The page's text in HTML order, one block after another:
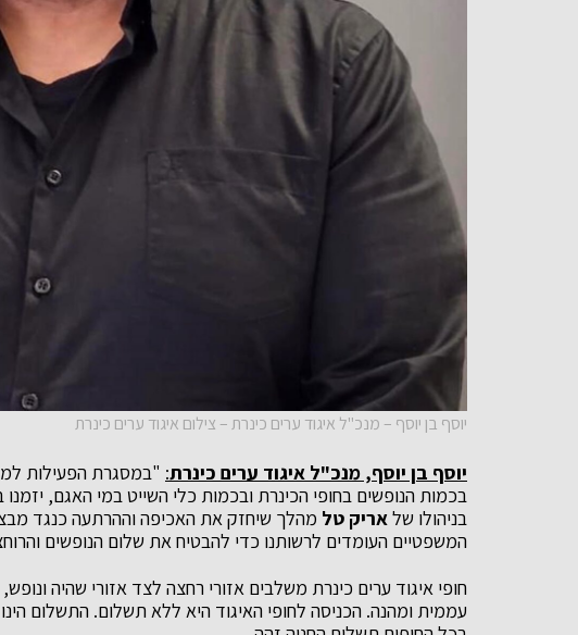
יוסף בן יוסף – מנכ"ל איגוד ערים כינרת – צילום איגוד ערים כינרת
יוסף בן יוסף, מנכ"ל איגוד ערים כינרת: "במסגרת הפעילות
בכמות הנופשים בחופי הכינרת ובכמות כלי השייט במי האגם,
בניהולו שלאריק טל מהלך שיחזק את האכיפה וההרתעה כנגד
המשפטיים העומדים לרשותנו כדי להבטיח את שלום הנופשים
חופי איגוד ערים כינרת משלבים אזורי רחצה לצד אזורי שהיה
עממית ומהנה. הכניסה לחופי האיגוד היא ללא תשלום. התשלום